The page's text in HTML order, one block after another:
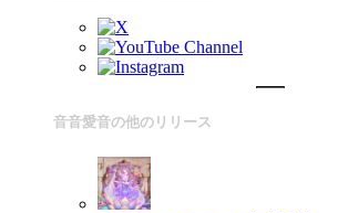
音音愛音の他のリリース